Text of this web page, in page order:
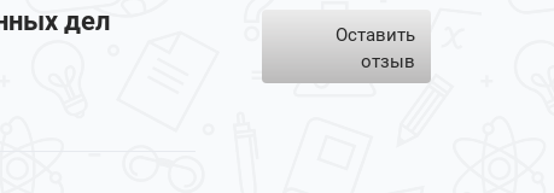
дел
Оставить
отзыв